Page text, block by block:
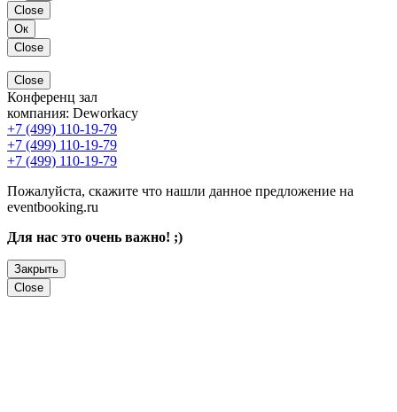
Close
Ок
Close
Close
Конференц зал
компания: Deworkacy
+7 (499) 110-19-79
+7 (499) 110-19-79
+7 (499) 110-19-79
Пожалуйста, скажите что нашли данное предложение на
eventbooking.ru
Для нас это очень важно! ;)
Закрыть
Close